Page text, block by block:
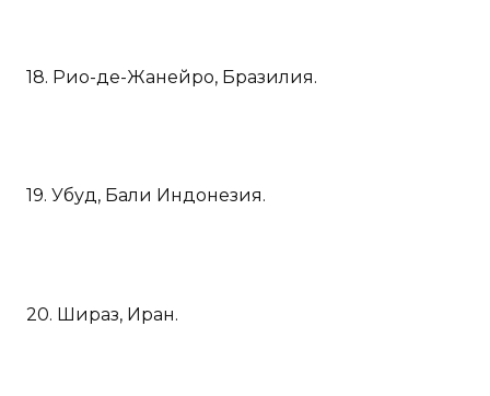
18. Рио-де-Жанейро, Бразилия.
19. Убуд, Бали Индонезия.
20. Шираз, Иран.